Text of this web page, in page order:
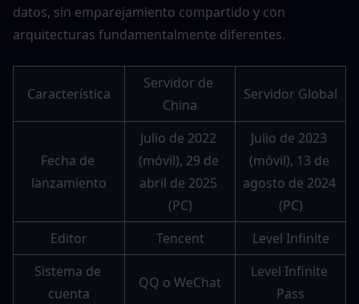
datos, sin emparejamiento compartido y con
arquitecturas fundamentalmente diferentes.
Característica
Servidor de
China
Servidor Global
Fecha de
lanzamiento
Julio de 2022
(móvil), 29 de
abril de 2025
(PC)
Julio de 2023
(móvil), 13 de
agosto de 2024
(PC)
Editor
Tencent
Level Infinite
Sistema de
cuenta
QQ o WeChat
Level Infinite
Pass